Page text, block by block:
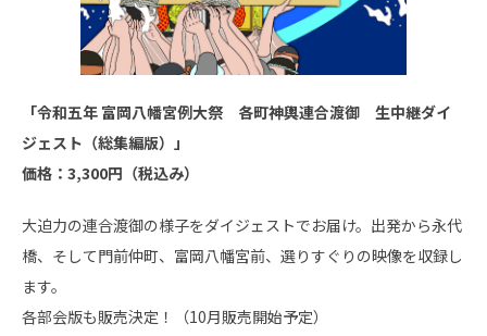
「令和五年 富岡八幡宮例大祭 各町神輿連合渡御 生中継ダイ
ジェスト（総集編版）」
価格：3,300円（税込み）
大迫力の連合渡御の様子をダイジェストでお届け。出発から永代
橋、そして門前仲町、富岡八幡宮前、選りすぐりの映像を収録し
ます。
各部会版も販売決定！（10月販売開始予定）